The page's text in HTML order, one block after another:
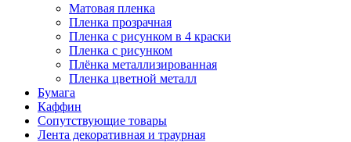
Матовая пленка
Пленка прозрачная
Пленка с рисунком в 4 краски
Пленка с рисунком
Плёнка металлизированная
Пленка цветной металл
Бумага
Каффин
Сопутствующие товары
Лента декоративная и траурная